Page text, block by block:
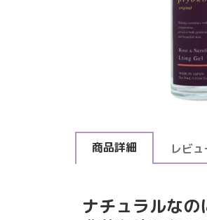
商品詳細 レビュ
ナチュラルなの